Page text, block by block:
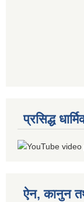
प्रसिद्ध
ऐन, कानुन